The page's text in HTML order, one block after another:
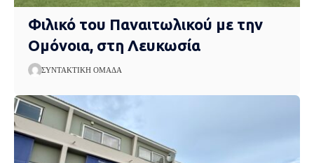
Φιλικό του Παναιτωλικού με την
Ομόνοια, στη Λευκωσία
ΣΥΝΤΑΚΤΙΚΉ ΟΜΆΔΑ